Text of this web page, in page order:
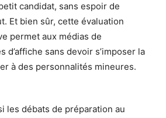
candidat, sans espoir de
Et bien sûr, cette évaluation
permet aux médias de
d’affiche sans devoir s’imposer la
à des personnalités mineures.
les débats de préparation au